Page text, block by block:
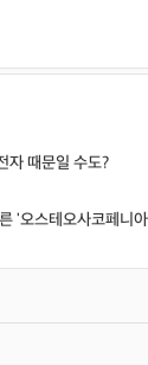
자 때문일 수도?
'오스테오사코페니